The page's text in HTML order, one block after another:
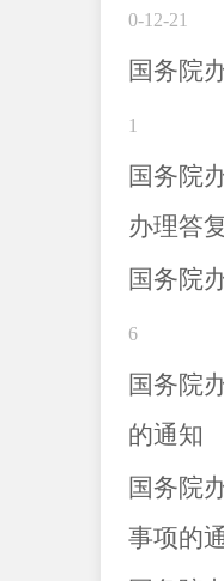
0-12-21
国务院
1
国务院
办理答
国务院
6
国务院
的通知
国务院
事项的